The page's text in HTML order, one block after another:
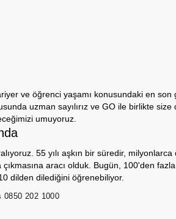
ve öğrenci yaşamı konusundaki en son
uzman sayılırız ve GO ile birlikte size
umuyoruz.
55 yılı aşkın bir süredir,
aracı olduk. Bugün, 100'den
dilden dilediğini öğrenebiliyor.
0850 202 1000